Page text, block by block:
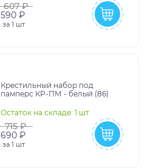
607 ₽
590 ₽
за 1 шт
Крестильный набор под
памперс КР-ПМ - белый (86)
Остаток на складе: 1 шт
715 ₽
690 ₽
за 1 шт